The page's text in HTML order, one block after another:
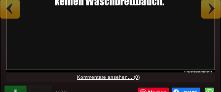
Kommentare ansehen... (0)